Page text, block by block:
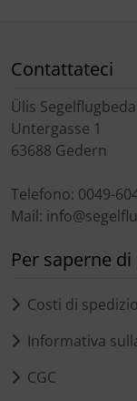
Contattateci
Ülis
Untergasse 1
63688 Gedern
Telefono: 0049-
Mail:
Per saperne di
Costi di
Informativa
CGC